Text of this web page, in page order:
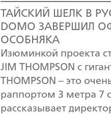
ТАЙСКИЙ ШЕЛК В
DOMO ЗАВЕРШИЛ
ОСОБНЯКА
Изюминкой проекта
JIM THOMPSON с
THOMPSON – это
раппортом 3 метра 7
рассказывает